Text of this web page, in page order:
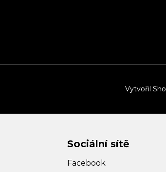
Vytvořil
Sociální sítě
Facebook